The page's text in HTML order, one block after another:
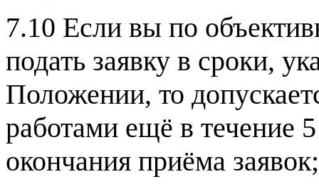
7.10 Если вы по
подать заявку в сроки,
Положении, то
работами ещё в течение
окончания приёма заявок;